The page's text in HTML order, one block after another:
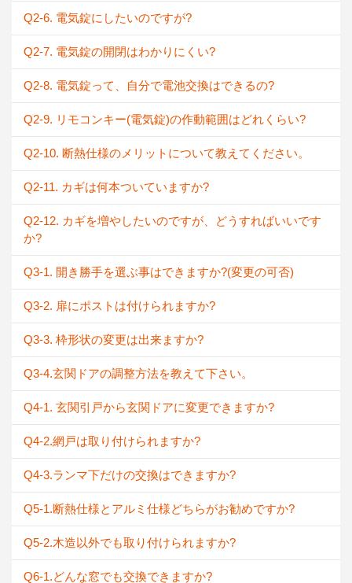
Q2-6. 電気錠にしたいのですが?
Q2-7. 電気錠の開閉はわかりにくい?
Q2-8. 電気錠って、自分で電池交換はできるの?
Q2-9. リモコンキー(電気錠)の作動範囲はどれくらい?
Q2-10. 断熱仕様のメリットについて教えてください。
Q2-11. カギは何本ついていますか?
Q2-12. カギを増やしたいのですが、どうすればいいです
か?
Q3-1. 開き勝手を選ぶ事はできますか?(変更の可否)
Q3-2. 扉にポストは付けられますか?
Q3-3. 枠形状の変更は出来ますか?
Q3-4.玄関ドアの調整方法を教えて下さい。
Q4-1. 玄関引戸から玄関ドアに変更できますか?
Q4-2.網戸は取り付けられますか?
Q4-3.ランマ下だけの交換はできますか?
Q5-1.断熱仕様とアルミ仕様どちらがお勧めですか?
Q5-2.木造以外でも取り付けられますか?
Q6-1.どんな窓でも交換できますか?